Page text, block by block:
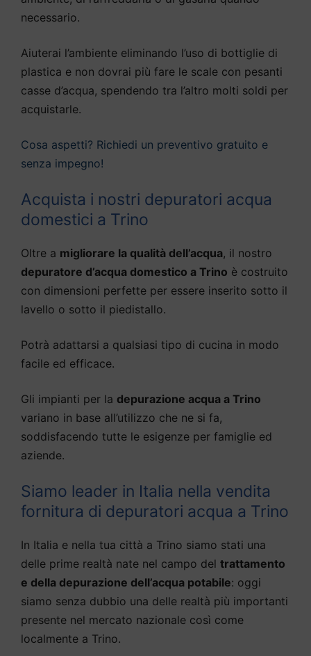
necessario.
Aiuterai l’ambiente eliminando l’uso di bottiglie di
plastica e non dovrai più fare le scale con pesanti
casse d’acqua, spendendo tra l’altro molti soldi per
acquistarle.
Cosa aspetti? Richiedi un preventivo gratuito e
senza impegno!
Acquista i nostri depuratori acqua
domestici a Trino
Oltre a migliorare la qualità dell’acqua, il nostro
depuratore d’acqua domestico a Trino è costruito
con dimensioni perfette per essere inserito sotto il
lavello o sotto il piedistallo.
Potrà adattarsi a qualsiasi tipo di cucina in modo
facile ed efficace.
Gli impianti per la depurazione acqua a Trino
variano in base all’utilizzo che ne si fa,
soddisfacendo tutte le esigenze per famiglie ed
aziende.
Siamo leader in Italia nella vendita
fornitura di depuratori acqua a Trino
In Italia e nella tua città a Trino siamo stati una
delle prime realtà nate nel campo del trattamento
e della depurazione dell’acqua potabile: oggi
siamo senza dubbio una delle realtà più importanti
presente nel mercato nazionale così come
localmente a Trino.